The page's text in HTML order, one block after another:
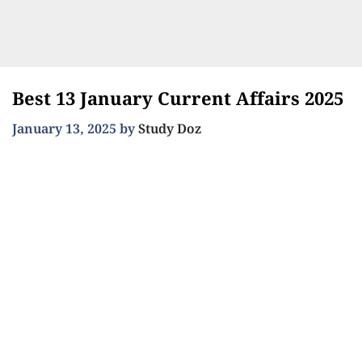
Best 13 January Current Affairs 2025
January 13, 2025 byStudy Doz